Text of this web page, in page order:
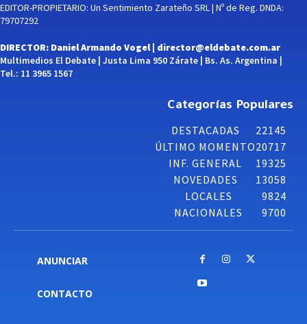
EDITOR-PROPIETARIO: Un Sentimiento Zarateño SRL | Nº de Reg. DNDA:
79707292
DIRECTOR: Daniel Armando Vogel | director@eldebate.com.ar
Multimedios El Debate | Justa Lima 950 Zárate | Bs. As. Argentina |
Tel.: 11 3965 1567
Categorías Populares
DESTACADAS
22145
ÚLTIMO MOMENTO20717
INF. GENERAL
19325
NOVEDADES
13058
LOCALES
9824
NACIONALES
9700
ANUNCIAR
CONTACTO